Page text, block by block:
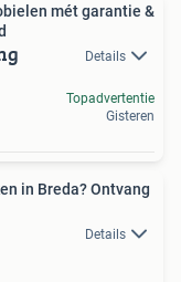
mét garantie &
Details
Topadvertentie
Gisteren
in Breda? Ontvang
Details